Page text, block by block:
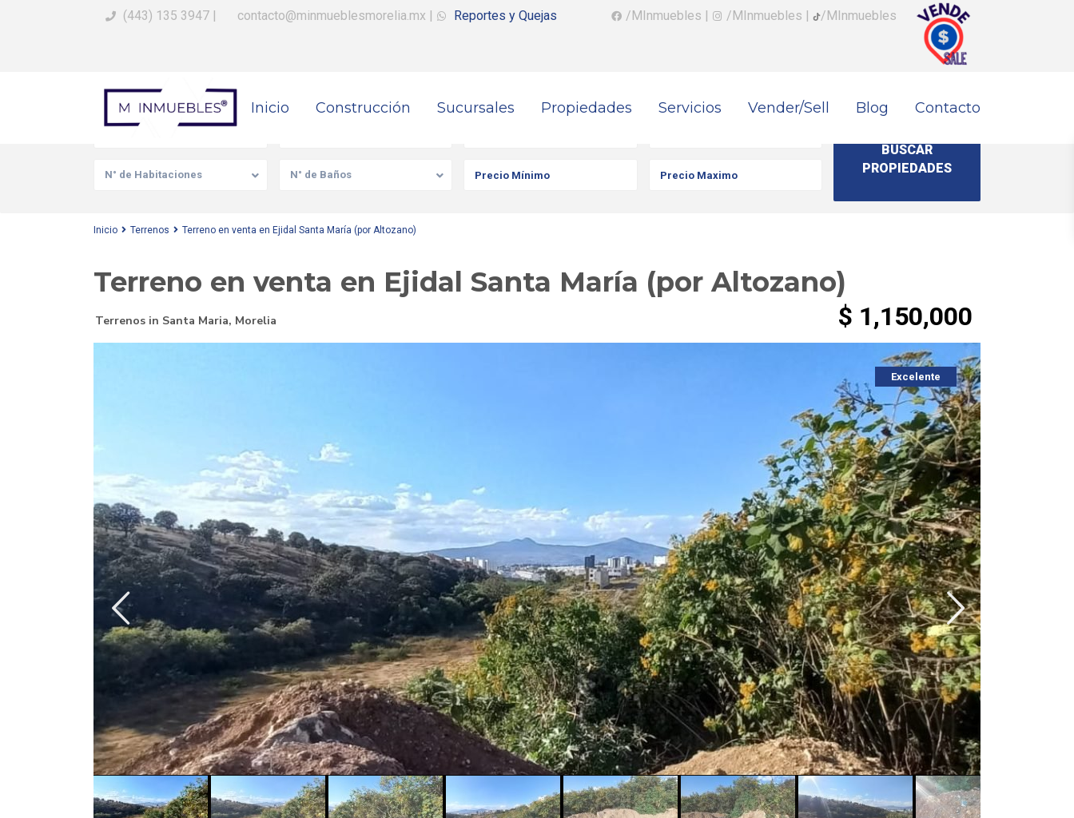
(443) 135 3947 | contacto@minmueblesmorelia.mx | Reportes y Quejas /MInmuebles | /MInmuebles | /MInmuebles
Inicio Construcción Sucursales Propiedades Servicios Vender/Sell Blog Contacto
Busca Tu Propiedad
N° de Habitaciones N° de Baños
Inicio Terrenos Terreno en venta en Ejidal Santa María (por Altozano)
Terreno en venta en Ejidal Santa María (por Altozano)
Terrenos in Santa Maria, Morelia $ 1,150,000
Excelente